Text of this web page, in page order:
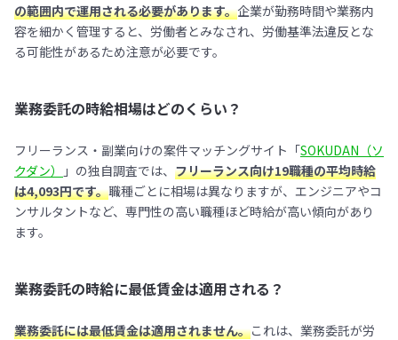
の範囲内で運用される必要があります。企業が勤務時間や業務内
容を細かく管理すると、労働者とみなされ、労働基準法違反とな
る可能性があるため注意が必要です。
業務委託の時給相場はどのくらい？
フリーランス・副業向けの案件マッチングサイト「SOKUDAN（ソ
クダン）
」の独自調査では、 フリーランス向け19職種の平均時給
は4,093円です。職種ごとに相場は異なりますが、エンジニアやコ
ンサルタントなど、専門性の高い職種ほど時給が高い傾向があり
ます。
業務委託の時給に最低賃金は適用される？
業務委託には最低賃金は適用されません。これは、業務委託が労